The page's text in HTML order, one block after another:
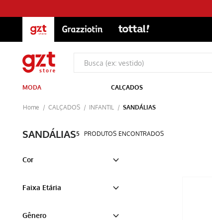
MODA CALÇADOS
CALÇADOS INFANTIL SANDÁLIAS
SANDÁLIAS5 PRODUTOS
Cor
Preta
Faixa Etária
Gênero